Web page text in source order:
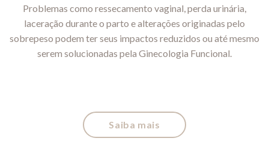
Problemas como ressecamento vaginal, perda urinária,
laceração durante o parto e alterações originadas pelo
sobrepeso podem ter seus impactos reduzidos ou até mesmo
serem solucionadas pela Ginecologia Funcional.
Saiba mais